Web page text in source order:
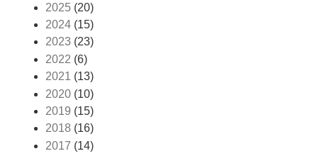
2025 (20)
2024 (15)
2023 (23)
2022 (6)
2021 (13)
2020 (10)
2019 (15)
2018 (16)
2017 (14)